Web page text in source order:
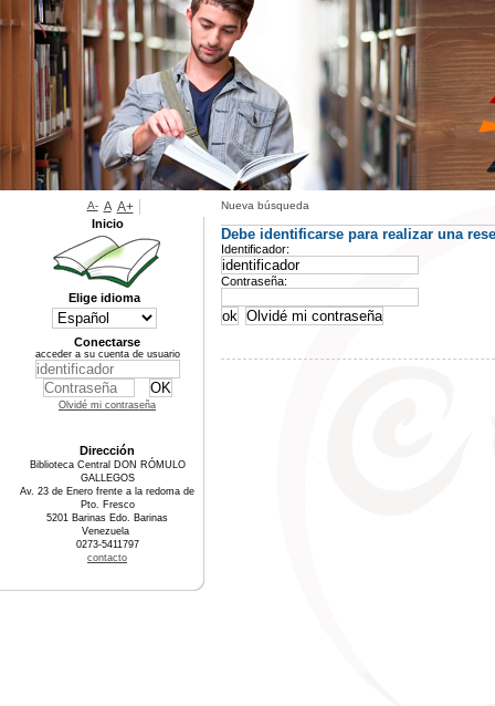
Nueva búsqueda
Debe identificarse para realizar una
Identificador:
Contraseña:
A- A A+
Inicio
Elige idioma
Conectarse
acceder a su cuenta de usuario
Olvidé mi contraseña
Dirección
Biblioteca Central DON RÓMULO
GALLEGOS
Av. 23 de Enero frente a la redoma de
Pto. Fresco
5201 Barinas Edo. Barinas
Venezuela
0273-5411797
contacto